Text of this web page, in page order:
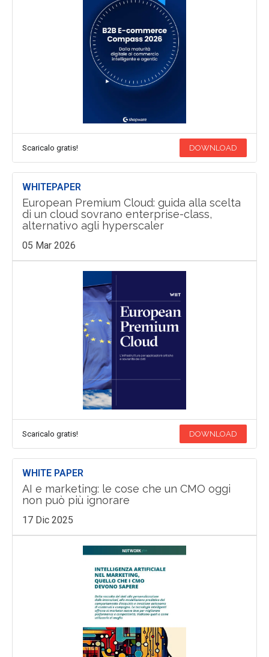
Scaricalo gratis! DOWNLOAD
WHITEPAPER
European Premium Cloud: guida alla scelta
di un cloud sovrano enterprise-class,
alternativo agli hyperscaler
05 Mar 2026
Scaricalo gratis! DOWNLOAD
WHITE PAPER
AI e marketing: le cose che un CMO oggi
non può più ignorare
17 Dic 2025